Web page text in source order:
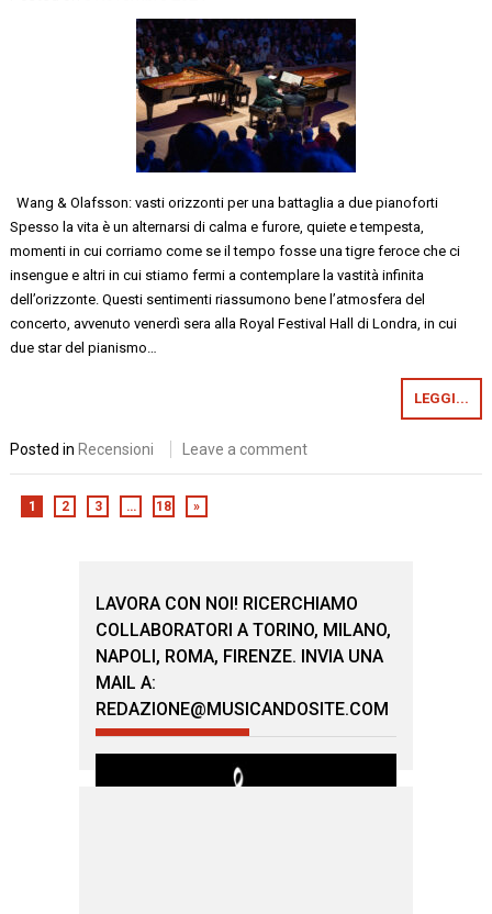
Wang & Olafsson: vasti orizzonti per una battaglia a due pianoforti
Spesso la vita è un alternarsi di calma e furore, quiete e tempesta,
momenti in cui corriamo come se il tempo fosse una tigre feroce che ci
insengue e altri in cui stiamo fermi a contemplare la vastità infinita
dell’orizzonte. Questi sentimenti riassumono bene l’atmosfera del
concerto, avvenuto venerdì sera alla Royal Festival Hall di Londra, in cui
due star del pianismo…
LEGGI...
Posted inRecensioni Leave a comment
1 2 3 … 18 »
LAVORA CON NOI! RICERCHIAMO
COLLABORATORI A TORINO, MILANO,
NAPOLI, ROMA, FIRENZE. INVIA UNA
MAIL A:
REDAZIONE@MUSICANDOSITE.COM